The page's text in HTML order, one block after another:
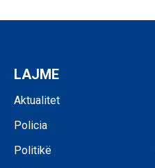
LAJME
Aktualitet
Policia
Politikë